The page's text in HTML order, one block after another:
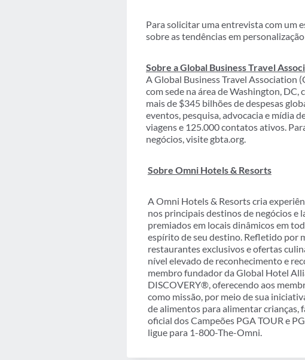
Para solicitar uma entrevista com um
sobre as tendências em
Sobre a Global Business Travel
A Global Business Travel Association
com sede na área de Washington,
mais de $345 bilhões de despesas
eventos, pesquisa, advocacia e mídia
viagens e 125.000 contatos ativos.
negócios, visite gbta.org.
Sobre Omni Hotels & Resorts
A Omni Hotels & Resorts cria
nos principais destinos de negócios e
premiados em locais dinâmicos em
espírito de seu destino. Refletido por
restaurantes exclusivos e ofertas
nível elevado de reconhecimento e
membro fundador da Global Hotel
DISCOVERY®, oferecendo aos
como missão, por meio de sua
de alimentos para alimentar crianças,
oficial dos Campeões PGA TOUR e
ligue para 1-800-The-Omni.